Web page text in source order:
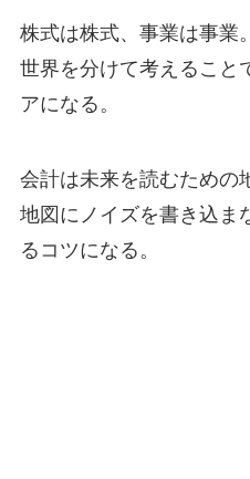
株式は株式、事業は事業。
世界を分けて考えること
アになる。
会計は未来を読むための
地図にノイズを書き込ま
るコツになる。